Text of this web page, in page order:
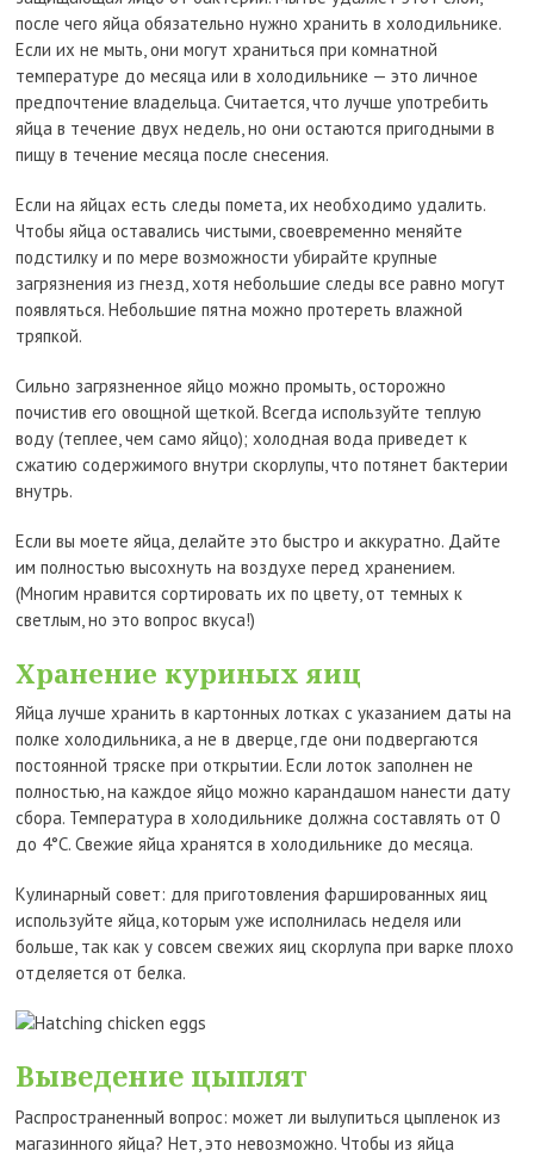
после чего яйца обязательно нужно хранить в холодильнике.
Если их не мыть, они могут храниться при комнатной
температуре до месяца или в холодильнике — это личное
предпочтение владельца. Считается, что лучше употребить
яйца в течение двух недель, но они остаются пригодными в
пищу в течение месяца после снесения.
Если на яйцах есть следы помета, их необходимо удалить.
Чтобы яйца оставались чистыми, своевременно меняйте
подстилку и по мере возможности убирайте крупные
загрязнения из гнезд, хотя небольшие следы все равно могут
появляться. Небольшие пятна можно протереть влажной
тряпкой.
Сильно загрязненное яйцо можно промыть, осторожно
почистив его овощной щеткой. Всегда используйте теплую
воду (теплее, чем само яйцо); холодная вода приведет к
сжатию содержимого внутри скорлупы, что потянет бактерии
внутрь.
Если вы моете яйца, делайте это быстро и аккуратно. Дайте
им полностью высохнуть на воздухе перед хранением.
(Многим нравится сортировать их по цвету, от темных к
светлым, но это вопрос вкуса!)
Хранение куриных яиц
Яйца лучше хранить в картонных лотках с указанием даты на
полке холодильника, а не в дверце, где они подвергаются
постоянной тряске при открытии. Если лоток заполнен не
полностью, на каждое яйцо можно карандашом нанести дату
сбора. Температура в холодильнике должна составлять от 0
до 4°C. Свежие яйца хранятся в холодильнике до месяца.
Кулинарный совет: для приготовления фаршированных яиц
используйте яйца, которым уже исполнилась неделя или
больше, так как у совсем свежих яиц скорлупа при варке плохо
отделяется от белка.
Выведение цыплят
Распространенный вопрос: может ли вылупиться цыпленок из
магазинного яйца? Нет, это невозможно. Чтобы из яйца